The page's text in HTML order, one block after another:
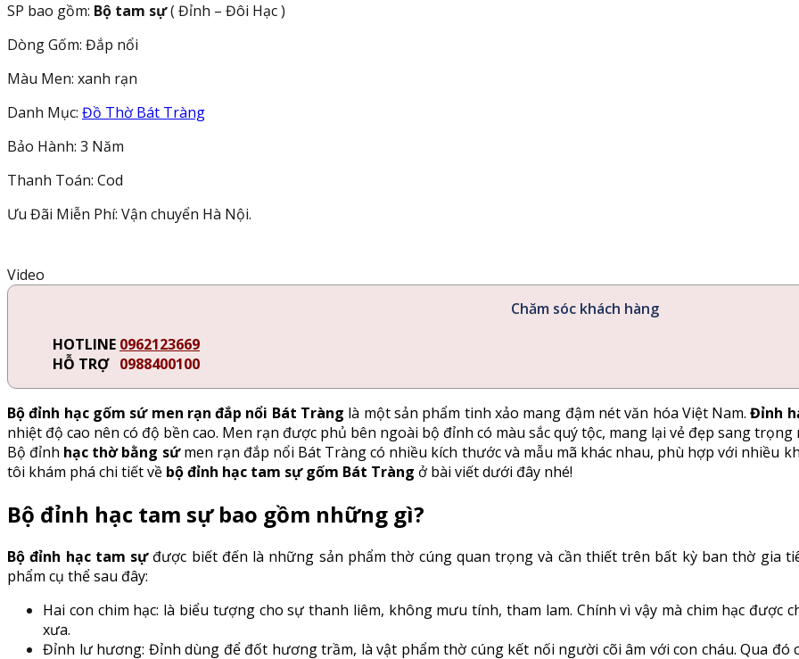
SP bao gồm: Bộ tam sự( Đỉnh – Đôi Hạc )
Dòng Gốm: Đắp nổi
Màu Men: xanh rạn
Danh Mục: Đồ Thờ Bát Tràng
Bảo Hành: 3 Năm
Thanh Toán: Cod
Ưu Đãi Miễn Phí: Vận chuyển Hà Nội.
Video
Chăm sóc khách hàng
HOTLINE 0962123669
HỖ TRỢ 0988400100
Bộ đỉnh hạc gốm sứ men rạn đắp nổi Bát Tràng là một sản phẩm tinh xảo mang đậm nét văn hóa Việt Nam.Đỉnh
nhiệt độ cao nên có độ bền cao. Men rạn được phủ bên ngoài bộ đỉnh có màu sắc quý tộc, mang lại vẻ đẹp sang trọng
Bộ đỉnh hạc thờ bằng sứmen rạn đắp nổi Bát Tràng có nhiều kích thước và mẫu mã khác nhau, phù hợp với nhiều
tôi khám phá chi tiết về bộ đỉnh hạc tam sự gốm Bát Tràng ở bài viết dưới đây nhé!
Bộ đỉnh hạc tam sự bao gồm những gì?
Bộ đỉnh hạc tam sự được biết đến là những sản phẩm thờ cúng quan trọng và cần thiết trên bất kỳ ban thờ gia
phẩm cụ thể sau đây:
Hai con chim hạc: là biểu tượng cho sự thanh liêm, không mưu tính, tham lam. Chính vì vậy mà chim hạc được
xưa.
Đỉnh lư hương: Đỉnh dùng để đốt hương trầm, là vật phẩm thờ cúng kết nối người cõi âm với con cháu. Qua đó